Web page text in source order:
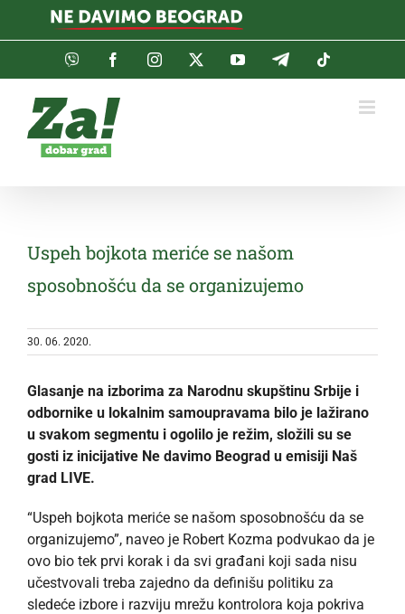
Viber FacebookInstagramTwitterYouTubeTelegram
Uspeh bojkota meriće se našom
sposobnošću da se organizujemo
30. 06. 2020.
Glasanje na izborima za Narodnu skupštinu Srbije i
odbornike u lokalnim samoupravama bilo je lažirano
u svakom segmentu i ogolilo je režim, složili su se
gosti iz inicijative Ne davimo Beograd u emisiji Naš
grad LIVE.
“Uspeh bojkota meriće se našom sposobnošću da se
organizujemo”, naveo je Robert Kozma podvukao da je
ovo bio tek prvi korak i da svi građani koji sada nisu
učestvovali treba zajedno da definišu politiku za
sledeće izbore i razviju mrežu kontrolora koja pokriva